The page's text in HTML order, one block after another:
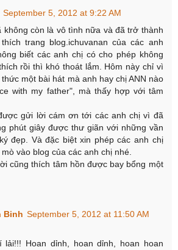
September 5, 2012 at 9:22 AM
không còn là vô tình nữa và đã trở thành
trang blog.ichuvanan của các anh
biết các anh chị có cho phép không
rồi thì khó thoát lắm. Hôm này chỉ vì
một bài hát mà anh hay chị ANN nào
with my father", mà thấy hợp với tâm
gửi lời cám ơn tới các anh chị vì đã
phút giây được thư giãn với những vần
đẹp. Và đặc biệt xin phép các anh chị
vào blog của các anh chị nhé.
cũng thích tâm hồn được bay bổng một
Binh September 5, 2012 at 11:50 AM
lải!!! Hoan dỉnh, hoan dỉnh, hoan hoan